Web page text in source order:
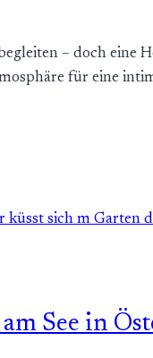
– doch eine
für eine
See in